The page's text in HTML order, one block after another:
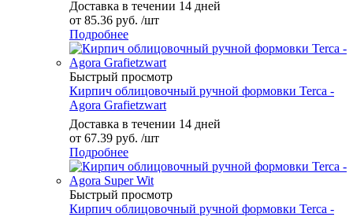
Доставка в течении 14 дней
от 85.36 руб. /шт
Подробнее
Быстрый просмотр
Кирпич облицовочный ручной формовки Terca -
Agora Grafietzwart
Доставка в течении 14 дней
от 67.39 руб. /шт
Подробнее
Быстрый просмотр
Кирпич облицовочный ручной формовки Terca -